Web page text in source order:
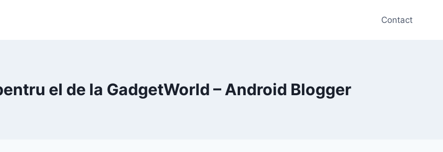
Contact
el de la GadgetWorld – Android Blogger